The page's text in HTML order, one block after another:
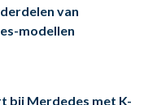
van
modellen
bij Merdedes met K-